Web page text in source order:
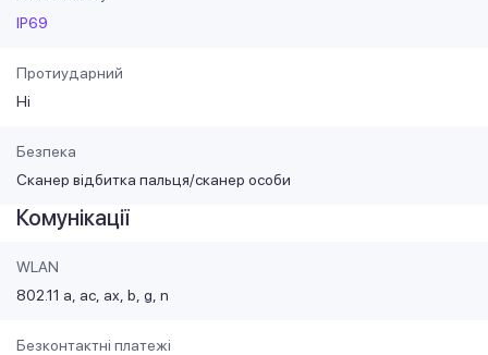
IP69
Протиударний
Ні
Безпека
Сканер відбитка пальця/сканер особи
Комунікації
WLAN
802.11 a ac ax b g n
Безконтактні платежі